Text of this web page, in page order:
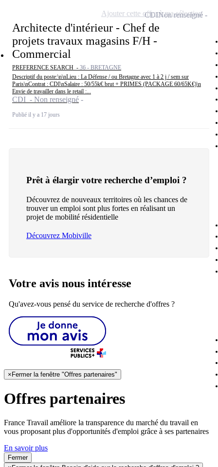
Architecte d'intérieur - Chef de
projets travaux magasins F/H -
Commercial
PREFERENCE SEARCH - 36 - BRETAGNE
Descriptif du poste:\n\nLieu : La Défense / ou Bretagne avec 1 à 2 j / sem sur
Paris\nContrat : CDI\nSalaire : 50/55k€ brut + PRIMES (PACKAGE 60/65K€)\n
Envie de travailler dans le retail :...
CDI - Non renseigné
Publié il y a 17 jours
CDINon renseigné
Ajouter cette offre à ma sélection
Prêt à élargir votre recherche d’emploi ?
Découvrez de nouveaux territoires où les chances de
trouver un emploi sont plus fortes en réalisant un
projet de mobilité résidentielle
Découvrez Mobiville
Votre avis nous intéresse
Qu'avez-vous pensé du service de recherche d'offres ?
× Fermer la fenêtre "Offres partenaires"
Offres partenaires
France Travail améliore la transparence du marché du travail en
vous proposant plus d'opportunités d'emploi grâce à ses partenaires
En savoir plus
Fermer